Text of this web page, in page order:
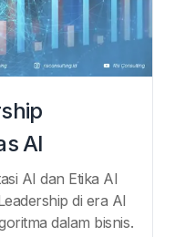
AI
AI dan Etika AI
di era AI
dalam bisnis.